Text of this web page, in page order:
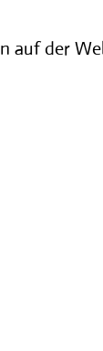
auf der